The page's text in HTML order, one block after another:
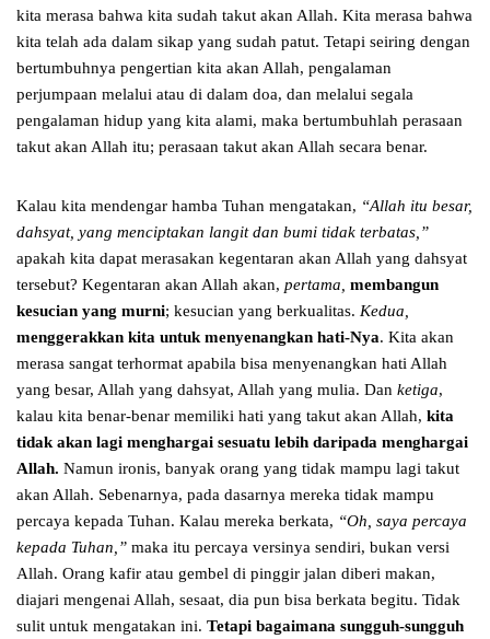
kita merasa bahwa kita sudah takut akan Allah. Kita merasa bahwa
kita telah ada dalam sikap yang sudah patut. Tetapi seiring dengan
bertumbuhnya pengertian kita akan Allah, pengalaman
perjumpaan melalui atau di dalam doa, dan melalui segala
pengalaman hidup yang kita alami, maka bertumbuhlah perasaan
takut akan Allah itu; perasaan takut akan Allah secara benar.
Kalau kita mendengar hamba Tuhan mengatakan, “Allah itu besar,
dahsyat, yang menciptakan langit dan bumi tidak terbatas,”
apakah kita dapat merasakan kegentaran akan Allah yang dahsyat
tersebut? Kegentaran akan Allah akan, pertama, membangun
kesucian yang murni; kesucian yang berkualitas. Kedua,
menggerakkan kita untuk menyenangkan hati-Nya. Kita akan
merasa sangat terhormat apabila bisa menyenangkan hati Allah
yang besar, Allah yang dahsyat, Allah yang mulia. Dan ketiga,
kalau kita benar-benar memiliki hati yang takut akan Allah, kita
tidak akan lagi menghargai sesuatu lebih daripada menghargai
Allah. Namun ironis, banyak orang yang tidak mampu lagi takut
akan Allah. Sebenarnya, pada dasarnya mereka tidak mampu
percaya kepada Tuhan. Kalau mereka berkata, “Oh, saya percaya
kepada Tuhan,” maka itu percaya versinya sendiri, bukan versi
Allah. Orang kafir atau gembel di pinggir jalan diberi makan,
diajari mengenai Allah, sesaat, dia pun bisa berkata begitu. Tidak
sulit untuk mengatakan ini. Tetapi bagaimana sungguh-sungguh